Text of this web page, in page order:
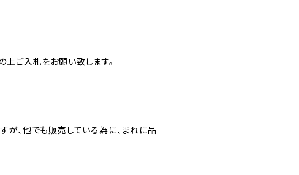
ご入札をお願い致します。
、他でも販売している為に、まれに品